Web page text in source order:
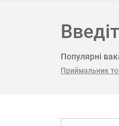
Популярні
Приймальник